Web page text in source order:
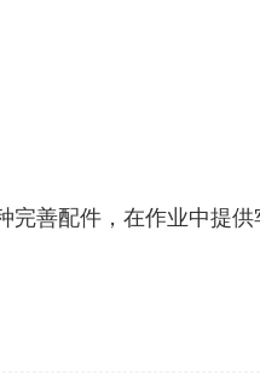
善配件，在作业中提供